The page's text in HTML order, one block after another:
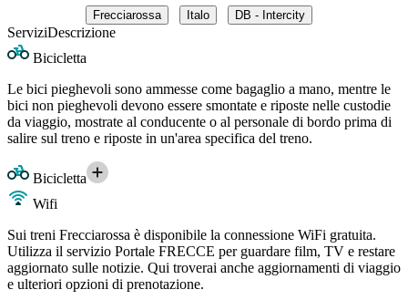
Frecciarossa Italo DB - Intercity
ServiziDescrizione
Bicicletta
Le bici pieghevoli sono ammesse come bagaglio a mano, mentre le
bici non pieghevoli devono essere smontate e riposte nelle custodie
da viaggio, mostrate al conducente o al personale di bordo prima di
salire sul treno e riposte in un'area specifica del treno.
Bicicletta
Wifi
Sui treni Frecciarossa è disponibile la connessione WiFi gratuita.
Utilizza il servizio Portale FRECCE per guardare film, TV e restare
aggiornato sulle notizie. Qui troverai anche aggiornamenti di viaggio
e ulteriori opzioni di prenotazione.